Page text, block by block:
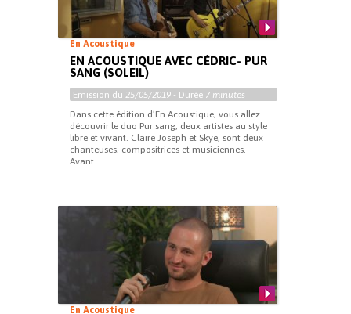
En Acoustique
EN ACOUSTIQUE AVEC CÉDRIC- PUR
SANG (SOLEIL)
Emission du 25/05/2019 - Durée 7 minutes
Dans cette édition d’En Acoustique, vous allez
découvrir le duo Pur sang, deux artistes au style
libre et vivant. Claire Joseph et Skye, sont deux
chanteuses, compositrices et musiciennes.
Avant...
En Acoustique